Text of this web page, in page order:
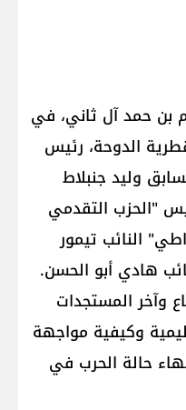
بن حمد آل ثاني​، في
الدوحة، رئيس
وليد جنبلاط
"الحزب التقدمي
النائب تيمور
هادي أبو الحسن.
وآخر المستجدات
وكيفية مواجهة
حالة الحرب في